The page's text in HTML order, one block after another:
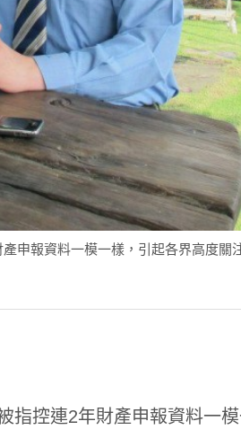
申報資料一模一樣，引起各界高度關
指控連2年財產申報資料一